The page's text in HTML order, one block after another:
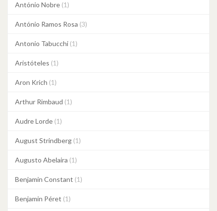
António Nobre (1)
António Ramos Rosa (3)
Antonio Tabucchi (1)
Aristóteles (1)
Aron Krich (1)
Arthur Rimbaud (1)
Audre Lorde (1)
August Strindberg (1)
Augusto Abelaira (1)
Benjamin Constant (1)
Benjamin Péret (1)